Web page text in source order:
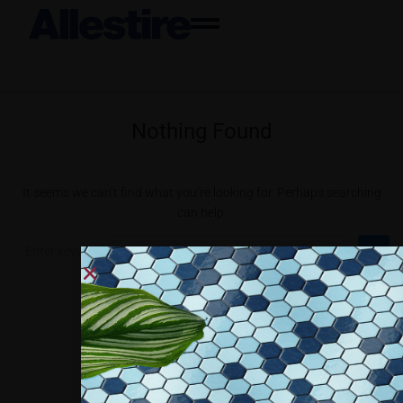
Collaboriamo con